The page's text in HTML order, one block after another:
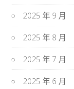
2025 年 9 月
2025 年 8 月
2025 年 7 月
2025 年 6 月